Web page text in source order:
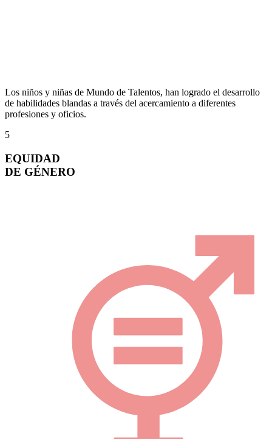
Los niños y niñas de Mundo de Talentos, han logrado el desarrollo
de habilidades blandas a través del acercamiento a diferentes
profesiones y oficios.
5
EQUIDAD
DE GÉNERO